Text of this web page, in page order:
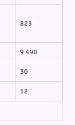
823
9 490
30
12